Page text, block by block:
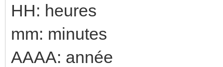
HH: heures
mm: minutes
AAAA: année